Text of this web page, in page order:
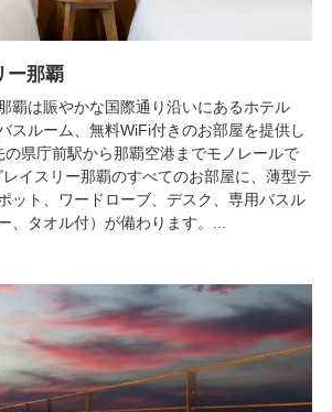
ー那覇
覇は賑やかな国際通り沿いにあるホテル
スルーム、無料WiFi付きのお部屋を提供し
県庁前駅から那覇空港までモノレールで
イスリー那覇のすべてのお部屋に、薄型テ
ット、ワードローブ、デスク、専用バスル
、タオル付）が備わります。...